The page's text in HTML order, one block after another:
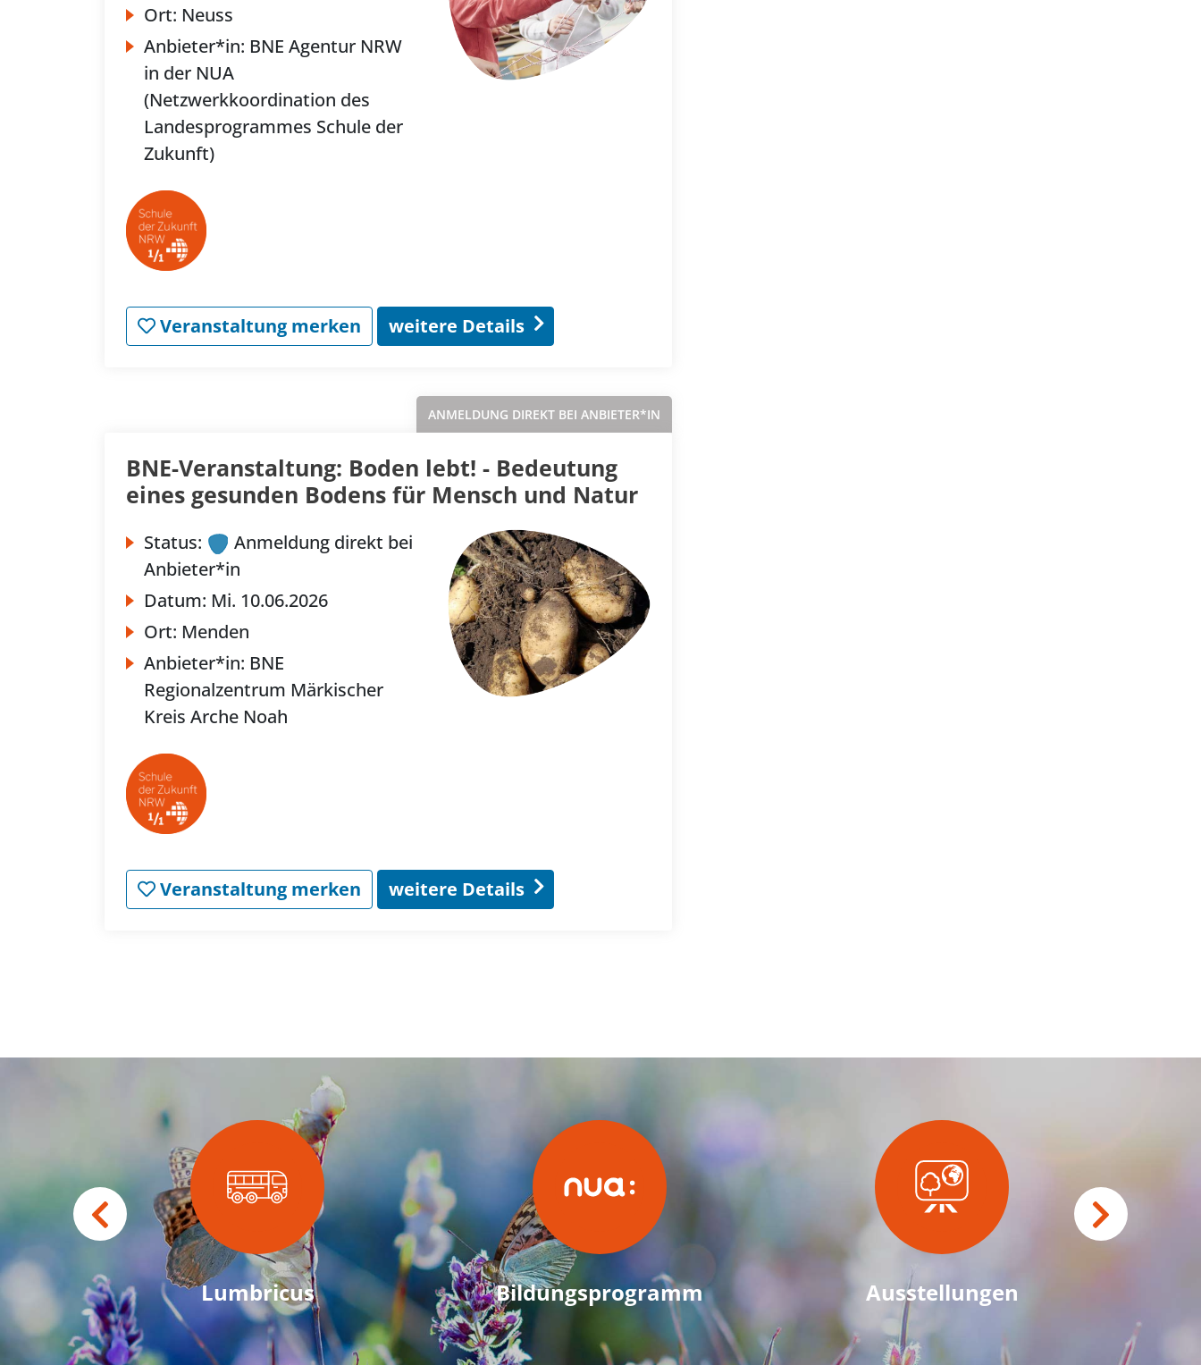
Ort: Neuss
Anbieter*in: BNE Agentur NRW
in der NUA
(Netzwerkkoordination des
Landesprogrammes Schule der
Zukunft)
Veranstaltung merken weitere Details
ANMELDUNG DIREKT BEI ANBIETER*IN
BNE-Veranstaltung: Boden lebt! - Bedeutung
eines gesunden Bodens für Mensch und Natur
Status:
Anmeldung direkt bei
Anbieter*in
Datum: Mi. 10.06.2026
Ort: Menden
Anbieter*in: BNE
Regionalzentrum Märkischer
Kreis Arche Noah
Veranstaltung merken weitere Details
Lumbricus Bildungsprogramm Ausstellungen